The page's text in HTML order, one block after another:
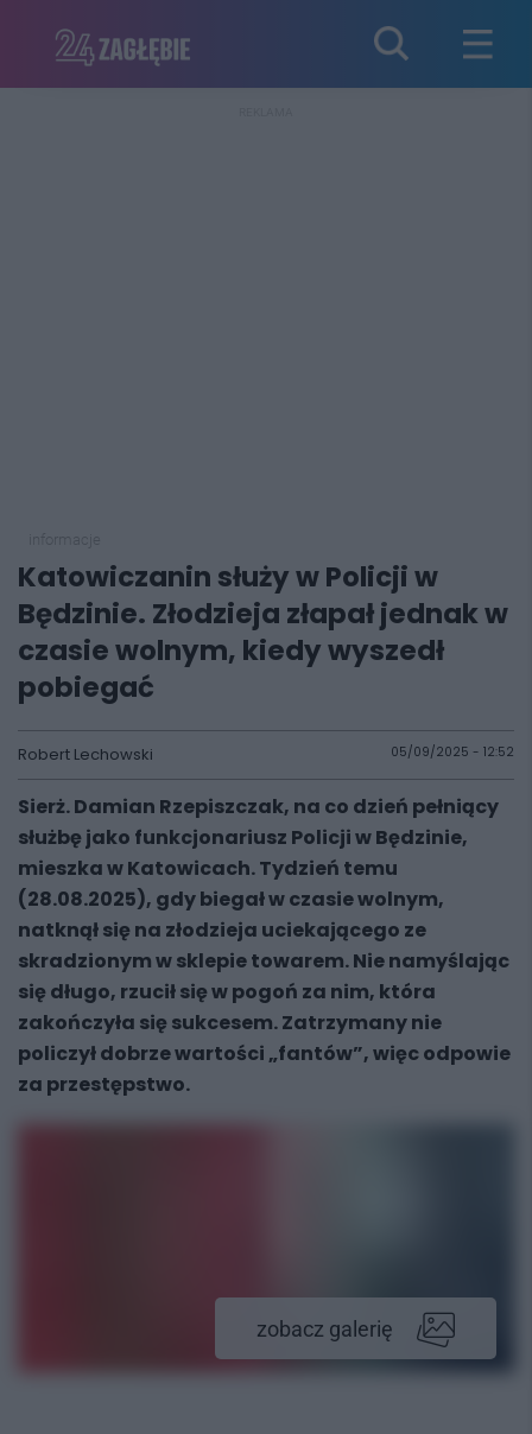
Katowiczanin służy w Policji w
Będzinie. Złodzieja złapał jednak w
czasie wolnym, kiedy wyszedł
pobiegać
Robert Lechowski 05/09/2025 - 12:52
Sierż. Damian Rzepiszczak, na co dzień pełniący
służbę jako funkcjonariusz Policji w Będzinie,
mieszka w Katowicach. Tydzień temu
(28.08.2025), gdy biegał w czasie wolnym,
natknął się na złodzieja uciekającego ze
skradzionym w sklepie towarem. Nie namyślając
się długo, rzucił się w pogoń za nim, która
zakończyła się sukcesem. Zatrzymany nie
policzył dobrze wartości „fantów”, więc odpowie
za przestępstwo.
zobacz galerię